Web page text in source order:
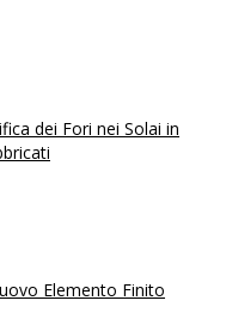
dei Fori nei Solai in
Elemento Finito